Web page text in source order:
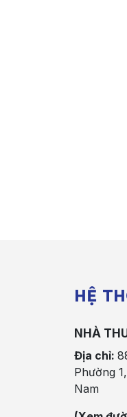
HỆ
NHÀ
Địa chỉ:
Phường
Nam